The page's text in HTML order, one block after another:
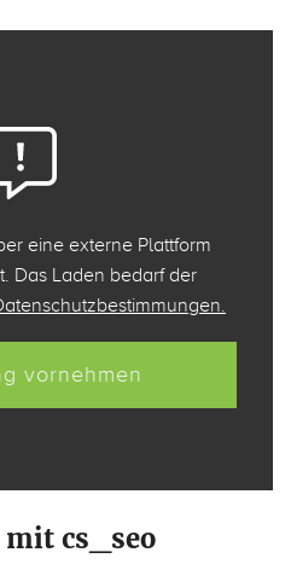
eine externe Plattform
Das Laden bedarf der
vornehmen
cs_seo